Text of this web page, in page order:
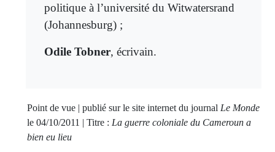
politique à l’université du Witwatersrand
(Johannesburg) ;
Odile Tobner, écrivain.
Point de vue | publié sur le site internet du journal Le Monde
le 04/10/2011 | Titre : La guerre coloniale du Cameroun a
bien eu lieu